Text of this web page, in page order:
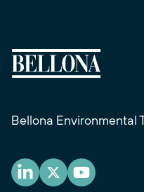
Bellona Environmental